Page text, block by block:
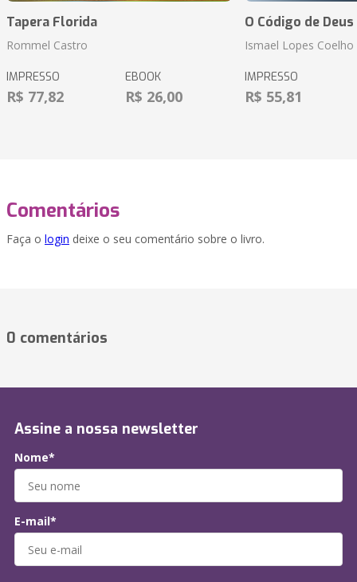
Tapera Florida
Rommel Castro
IMPRESSO
R$ 77,82
EBOOK
R$ 26,00
O Código de Deus
Ismael Lopes Coelho
IMPRESSO
R$ 55,81
Comentários
Faça o login deixe o seu comentário sobre o livro.
0 comentários
Assine a nossa newsletter
Nome*
E-mail*